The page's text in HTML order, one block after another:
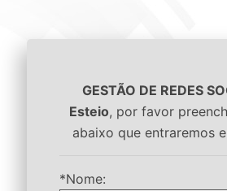
GESTÃO DE REDES
Esteio, por favor
abaixo que entraremos
*Nome: